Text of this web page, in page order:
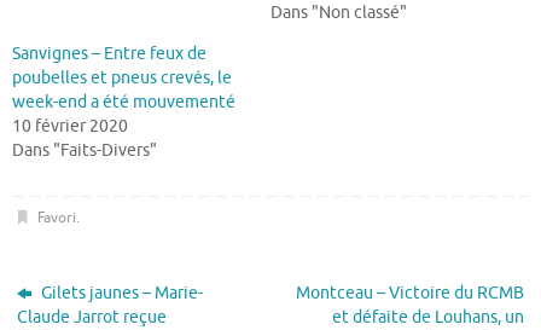
Dans "Non classé"
Sanvignes – Entre feux de
poubelles et pneus crevés, le
week-end a été mouvementé
10 février 2020
Dans "Faits-Divers"
Favori.
Gilets jaunes – Marie-
Claude Jarrot reçue
Montceau – Victoire du RCMB
et défaite de Louhans, un